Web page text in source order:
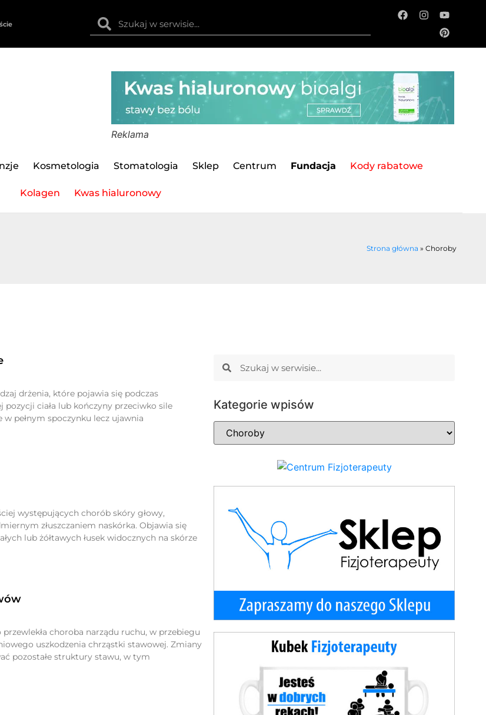
Reklama
Kosmetologia Stomatologia Sklep Centrum Fundacja Kody rabatowe
Kolagen Kwas hialuronowy
Strona główna » Choroby
drżenia, które pojawia się podczas
ciała lub kończyny przeciwko sile
pełnym spoczynku lecz ujawnia
występujących chorób skóry głowy,
złuszczaniem naskórka. Objawia się
lub żółtawych łusek widocznych na skórze
choroba narządu ruchu, w przebiegu
uszkodzenia chrząstki stawowej. Zmiany
pozostałe struktury stawu, w tym
Kategorie wpisów